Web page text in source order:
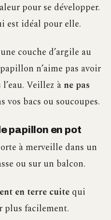
pour se développer.
est idéal pour elle.
couche d’argile au
n’aime pas avoir
Veillez à ne pas
vos bacs ou soucoupes.
papillon en pot
à merveille dans un
ou sur un balcon.
en terre cuite qui
plus facilement.